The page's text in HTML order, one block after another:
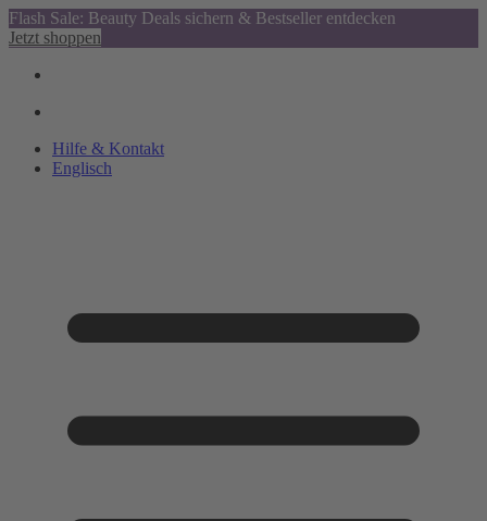
Flash Sale: Beauty Deals sichern & Bestseller entdecken
Jetzt shoppen
Hilfe & Kontakt
Englisch